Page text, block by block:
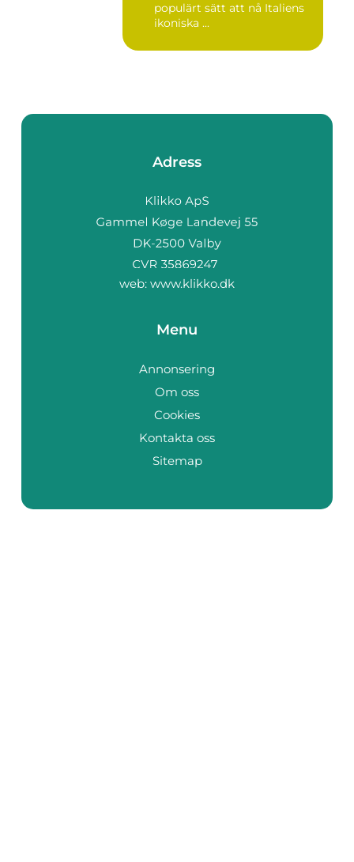
populärt sätt att nå Italiens
ikoniska ...
Adress
web: www.klikko.dk
Menu
Annonsering
Om oss
Cookies
Kontakta oss
Sitemap